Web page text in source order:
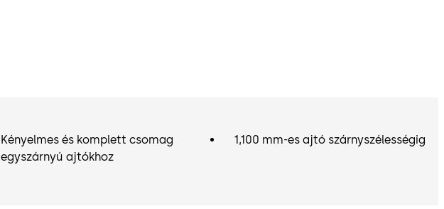
Kényelmes és komplett csomag
egyszárnyú ajtókhoz
1,100 mm-es ajtó szárnyszélességig